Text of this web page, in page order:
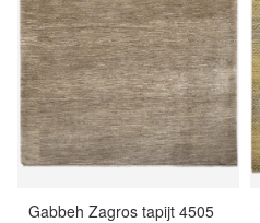
Gabbeh Zagros tapijt 4505